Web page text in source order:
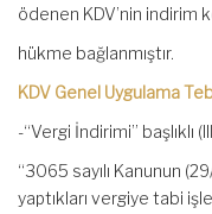
ödenen KDV’nin indirim
hükme bağlanmıştır.
KDV Genel Uygulama
-“Vergi İndirimi” başlıklı
“3065 sayılı Kanunun
yaptıkları vergiye tabi